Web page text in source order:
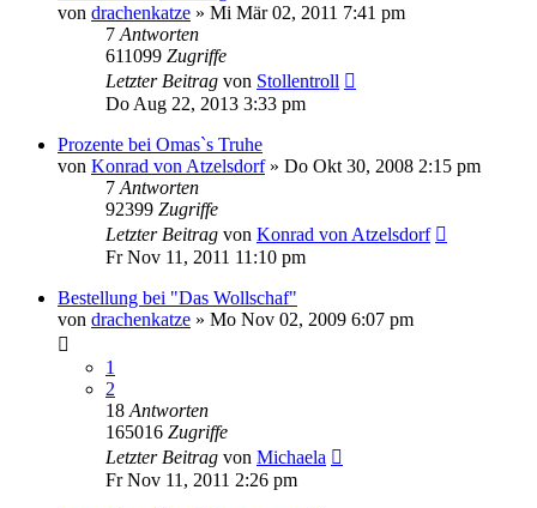
von drachenkatze » Mi Mär 02, 2011 7:41 pm
7 Antworten
611099 Zugriffe
Letzter Beitrag von Stollentroll
Do Aug 22, 2013 3:33 pm
Prozente bei Omas`s Truhe
von Konrad von Atzelsdorf» Do Okt 30, 2008 2:15 pm
7 Antworten
92399 Zugriffe
Letzter Beitrag von Konrad von Atzelsdorf
Fr Nov 11, 2011 11:10 pm
Bestellung bei "Das Wollschaf"
von drachenkatze » Mo Nov 02, 2009 6:07 pm
1
2
18 Antworten
165016 Zugriffe
Letzter Beitrag von Michaela
Fr Nov 11, 2011 2:26 pm